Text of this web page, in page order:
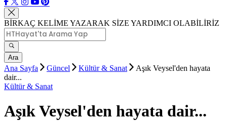
BİRKAÇ KELİME YAZARAK SİZE YARDIMCI OLABİLİRİZ
Ara
Ana Sayfa Güncel Kültür & Sanat
Aşık Veysel'den hayata
dair...
Kültür & Sanat
Aşık Veysel'den hayata dair...